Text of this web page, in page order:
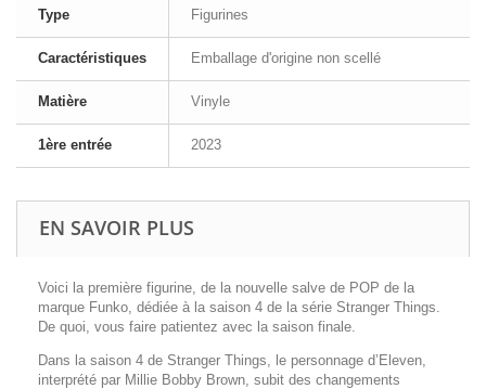
Type Figurines
Caractéristiques Emballage d'origine non scellé
Matière Vinyle
1ère entrée 2023
EN SAVOIR PLUS
Voici la première figurine, de la nouvelle salve de POP de la
marque Funko, dédiée à la saison 4 de la série Stranger Things.
De quoi, vous faire patientez avec la saison finale.
Dans la saison 4 de Stranger Things, le personnage d’Eleven,
interprété par Millie Bobby Brown, subit des changements